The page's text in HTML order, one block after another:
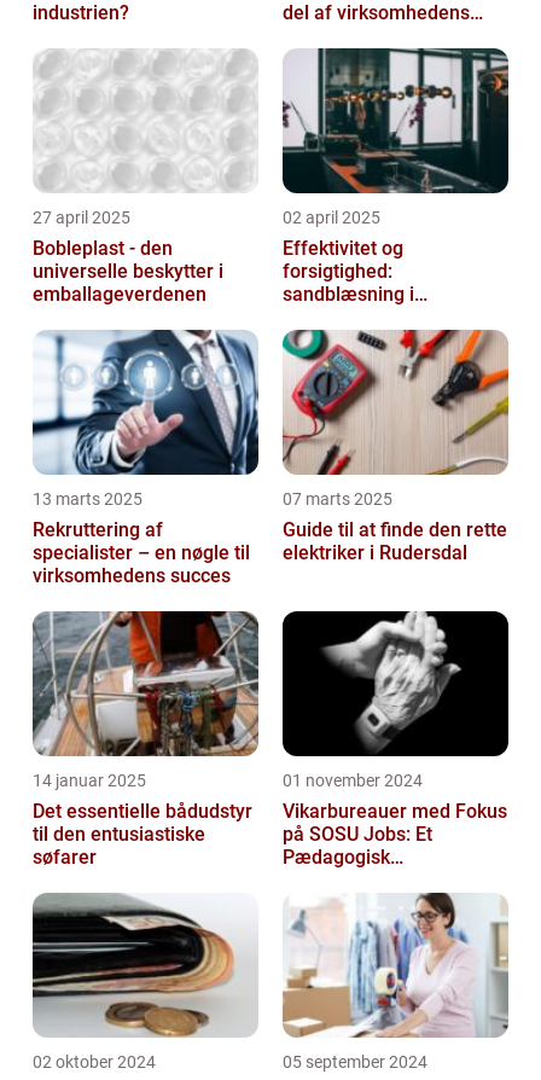
industrien?
del af virksomhedens
27 april 2025
Bobleplast - den
universelle beskytter i
emballageverdenen
02 april 2025
Effektivitet og
forsigtighed:
sandblæsning i
13 marts 2025
Rekruttering af
specialister – en nøgle til
virksomhedens succes
07 marts 2025
Guide til at finde den rette
elektriker i Rudersdal
14 januar 2025
Det essentielle bådudstyr
til den entusiastiske
søfarer
01 november 2024
Vikarbureauer med Fokus
på SOSU Jobs: Et
Pædagogisk
02 oktober 2024 05 september 2024